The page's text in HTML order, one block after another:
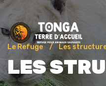
Le Refuge Les
LES